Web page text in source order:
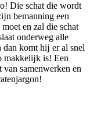
Die schat die wordt
bemanning een
en zal die schat
onderweg alle
komt hĳ er al snel
makkelĳk is! Een
samenwerken en